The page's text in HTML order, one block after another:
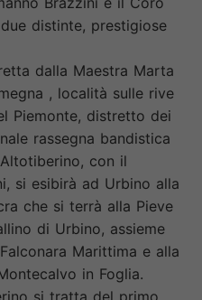
distinte, prestigiose
dalla Maestra Marta
, località sulle rive
Piemonte, distretto dei
rassegna bandistica
con il
si esibirà ad Urbino alla
che si terrà alla Pieve
di Urbino, assieme
Marittima e alla
in Foglia.
si tratta del primo